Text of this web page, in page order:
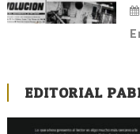
EDITORIAL